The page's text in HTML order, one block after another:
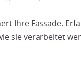
Ihre Fassade.
sie verarbeitet